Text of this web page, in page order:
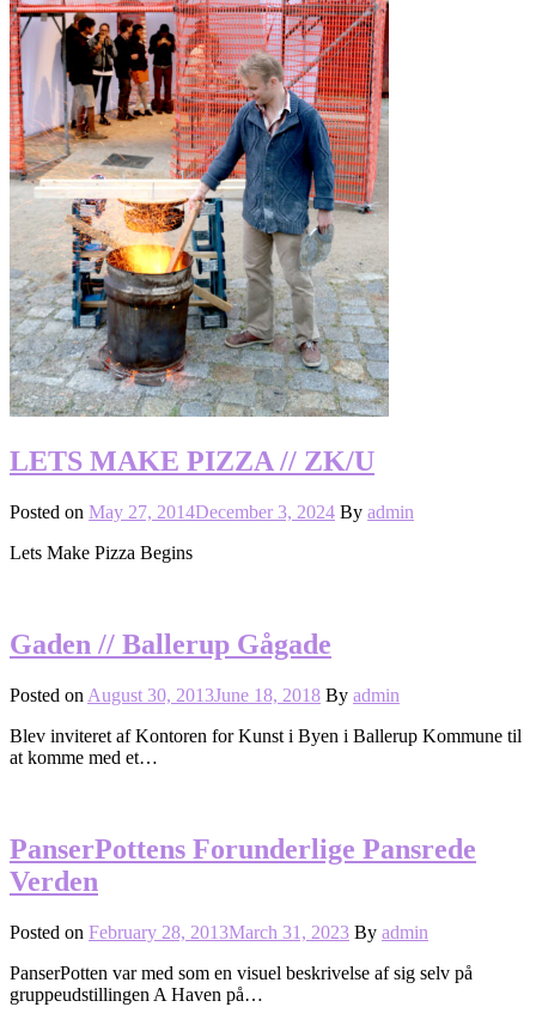
LETS MAKE PIZZA // ZK/U
Posted on May 27, 2014December 3, 2024 By admin
Lets Make Pizza Begins
Gaden // Ballerup Gågade
Posted on August 30, 2013June 18, 2018 By admin
Blev inviteret af Kontoren for Kunst i Byen i Ballerup Kommune til
at komme med et…
PanserPottens Forunderlige Pansrede
Verden
Posted on February 28, 2013March 31, 2023 By admin
PanserPotten var med som en visuel beskrivelse af sig selv på
gruppeudstillingen A Haven på…